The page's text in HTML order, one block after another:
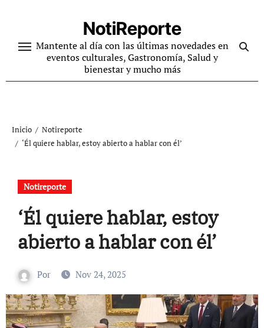
contenido
NotiReporte
Mantente al día con las últimas novedades en
eventos culturales, Gastronomía, Salud y
bienestar y mucho más
Inicio
Notireporte
‘Él quiere hablar, estoy abierto a hablar con él’
Notireporte
‘Él quiere hablar, estoy
abierto a hablar con él’
Por Nov 24, 2025